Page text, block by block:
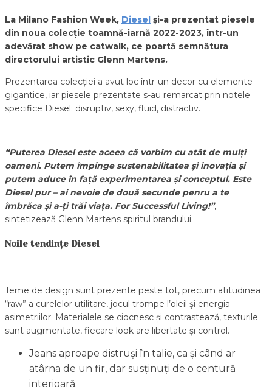
La Milano Fashion Week, Diesel și-a prezentat piesele
din noua colecție toamnă-iarnă 2022-2023, într-un
adevărat show pe catwalk, ce poartă semnătura
directorului artistic Glenn Martens.
Prezentarea colecției a avut loc într-un decor cu elemente
gigantice, iar piesele prezentate s-au remarcat prin notele
specifice Diesel: disruptiv, sexy, fluid, distractiv.
“Puterea Diesel este aceea că vorbim cu atât de mulţi
oameni. Putem împinge sustenabilitatea şi inovaţia şi
putem aduce în faţă experimentarea şi conceptul. Este
Diesel pur – ai nevoie de două secunde penru a te
îmbrăca şi a-ţi trăi viaţa. For Successful Living!”,
sintetizează Glenn Martens spiritul brandului.
Noile tendințe Diesel
Teme de design sunt prezente peste tot, precum atitudinea
“raw” a curelelor utilitare, jocul trompe l’oleil şi energia
asimetriilor. Materialele se ciocnesc şi contrastează, texturile
sunt augmentate, fiecare look are libertate şi control.
Jeans aproape distruşi în talie, ca şi când ar
atârna de un fir, dar susţinuţi de o centură
interioară.